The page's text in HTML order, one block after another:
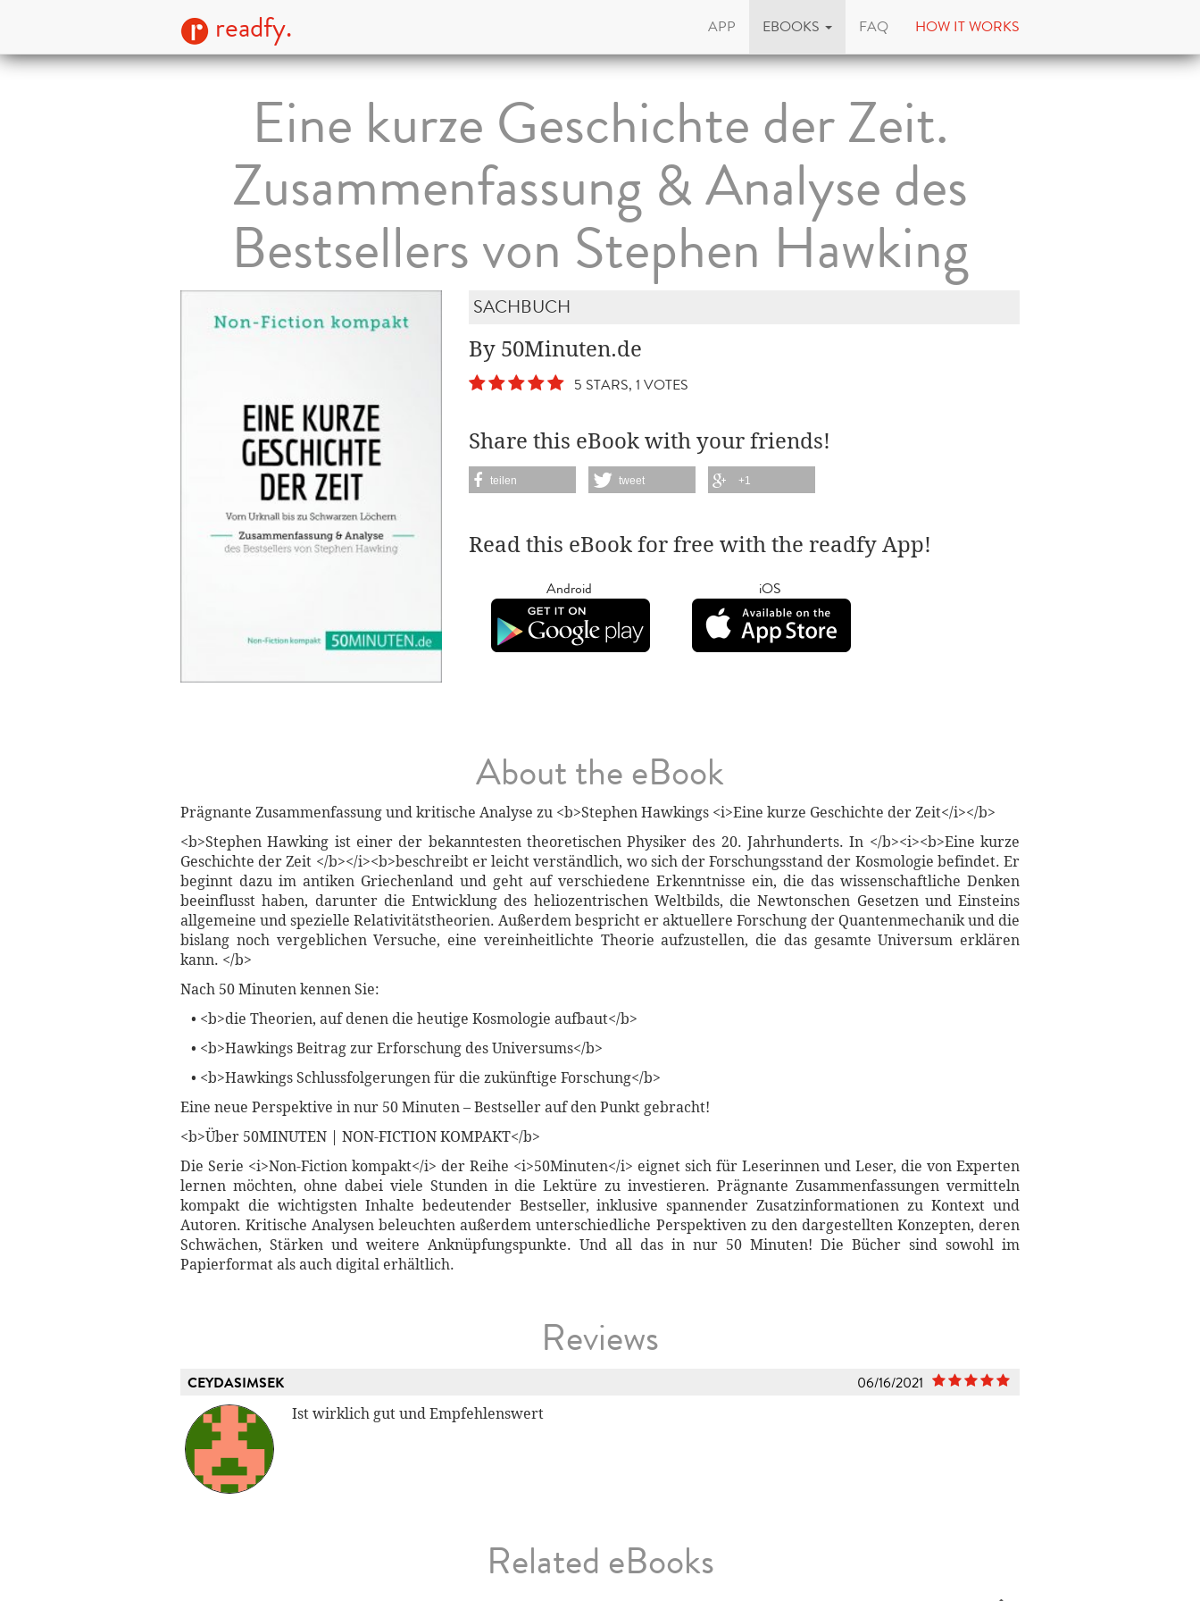
readfy. APP EBOOKS FAQ HOW IT WORKS
Eine kurze Geschichte der Zeit.
Zusammenfassung & Analyse des
Bestsellers von Stephen Hawking
SACHBUCH
By 50Minuten.de
5 STARS, 1 VOTES
Share this eBook with your friends!
teilen tweet +1
Read this eBook for free with the readfy App!
Android iOS
About the eBook
Prägnante Zusammenfassung und kritische Analyse zu <b>Stephen Hawkings <i>Eine kurze Geschichte der Zeit</i></b>
<b>Stephen Hawking ist einer der bekanntesten theoretischen Physiker des 20. Jahrhunderts. In </b><i><b>Eine kurze
Geschichte der Zeit </b></i><b>beschreibt er leicht verständlich, wo sich der Forschungsstand der Kosmologie befindet. Er
beginnt dazu im antiken Griechenland und geht auf verschiedene Erkenntnisse ein, die das wissenschaftliche Denken
beeinflusst haben, darunter die Entwicklung des heliozentrischen Weltbilds, die Newtonschen Gesetzen und Einsteins
allgemeine und spezielle Relativitätstheorien. Außerdem bespricht er aktuellere Forschung der Quantenmechanik und die
bislang noch vergeblichen Versuche, eine vereinheitlichte Theorie aufzustellen, die das gesamte Universum erklären
kann. </b>
Nach 50 Minuten kennen Sie:
• <b>die Theorien, auf denen die heutige Kosmologie aufbaut</b>
• <b>Hawkings Beitrag zur Erforschung des Universums</b>
• <b>Hawkings Schlussfolgerungen für die zukünftige Forschung</b>
Eine neue Perspektive in nur 50 Minuten – Bestseller auf den Punkt gebracht!
<b>Über 50MINUTEN | NON-FICTION KOMPAKT</b>
Die Serie <i>Non-Fiction kompakt</i> der Reihe <i>50Minuten</i> eignet sich für Leserinnen und Leser, die von Experten
lernen möchten, ohne dabei viele Stunden in die Lektüre zu investieren. Prägnante Zusammenfassungen vermitteln
kompakt die wichtigsten Inhalte bedeutender Bestseller, inklusive spannender Zusatzinformationen zu Kontext und
Autoren. Kritische Analysen beleuchten außerdem unterschiedliche Perspektiven zu den dargestellten Konzepten, deren
Schwächen, Stärken und weitere Anknüpfungspunkte. Und all das in nur 50 Minuten! Die Bücher sind sowohl im
Papierformat als auch digital erhältlich.
Reviews
CEYDASIMSEK 06/16/2021
Ist wirklich gut und Empfehlenswert
Related eBooks